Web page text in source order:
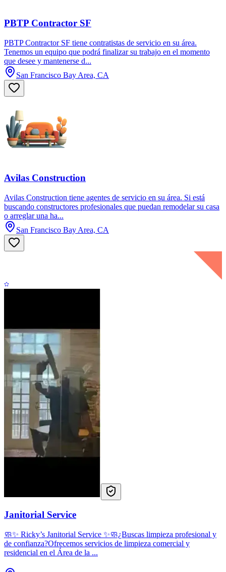
PBTP Contractor SF
PBTP Contractor SF tiene contratistas de servicio en su área.
Tenemos un equipo que podrá finalizar su trabajo en el momento
que desee y mantenerse d...
San Francisco Bay Area, CA
Avilas Construction
Avilas Construction tiene agentes de servicio en su área. Si está
buscando constructores profesionales que puedan remodelar su casa
o arreglar una ha...
San Francisco Bay Area, CA
Janitorial Service
🧼✨ Ricky’s Janitorial Service ✨🧼¿Buscas limpieza profesional y
de confianza?Ofrecemos servicios de limpieza comercial y
residencial en el Área de la ...